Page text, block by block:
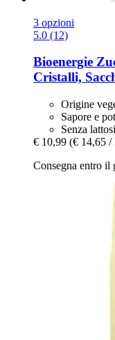
3 opzioni
5.0 (12)
Bioenergie
Cristalli,
Origine
Sapore e
Senza
€ 10,99 (€ 14,65 /
Consegna entro il